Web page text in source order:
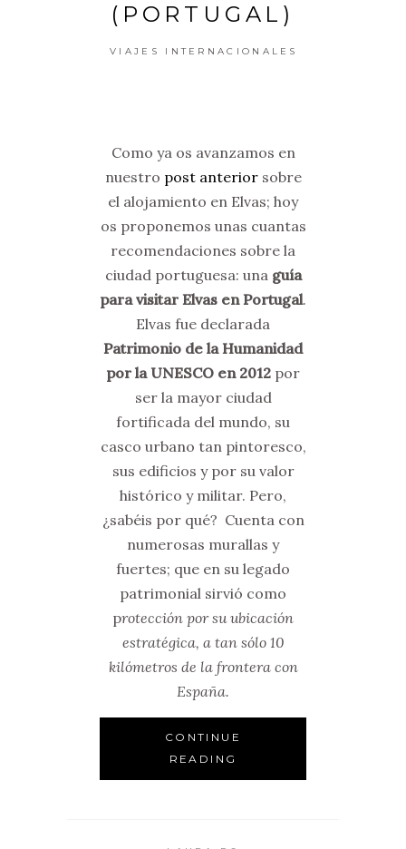
(PORTUGAL)
VIAJES INTERNACIONALES
Como ya os avanzamos en
nuestro post anteriorsobre
el alojamiento en Elvas; hoy
os proponemos unas cuantas
recomendaciones sobre la
ciudad portuguesa: una guía
para visitar Elvas en Portugal.
Elvas fue declarada
Patrimonio de la Humanidad
por la UNESCO en 2012por
ser la mayor ciudad
fortificada del mundo, su
casco urbano tan pintoresco,
sus edificios y por su valor
histórico y militar. Pero,
¿sabéis por qué? Cuenta con
numerosas murallas y
fuertes; que en su legado
patrimonial sirvió como
protección por su ubicación
estratégica, a tan sólo 10
kilómetros de la frontera con
España.
CONTINUE
READING